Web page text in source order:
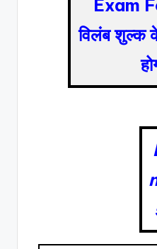
Exam
विलंब शुल्क